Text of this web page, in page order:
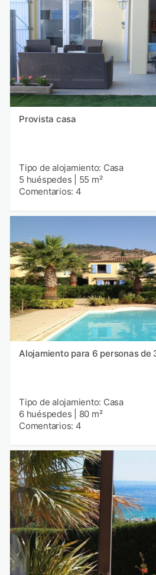
Provista casa
Tipo de alojamiento: Casa
5 huéspedes
55 m²
Comentarios: 4
Alojamiento para 6 personas de
Tipo de alojamiento: Casa
6 huéspedes
80 m²
Comentarios: 4